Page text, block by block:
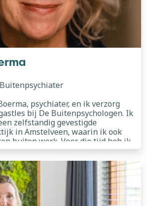
psychiater, en ik verzorg
bij De Buitenpsychologen. Ik
zelfstandig gevestigde
in Amstelveen, waarin ik ook
buiten werk. Voor die tijd heb ik
de GGZ gewerkt. In mijn eigen
ik patiënten vanaf 18 jaar met
aandoeningen.
lees meer